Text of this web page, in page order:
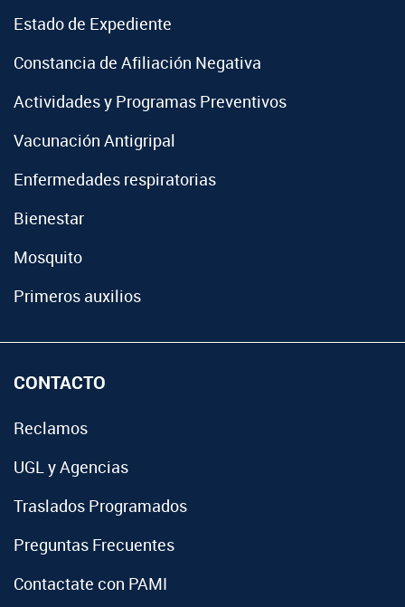
Estado de Expediente
Constancia de Afiliación Negativa
Actividades y Programas Preventivos
Vacunación Antigripal
Enfermedades respiratorias
Bienestar
Mosquito
Primeros auxilios
CONTACTO
Reclamos
UGL y Agencias
Traslados Programados
Preguntas Frecuentes
Contactate con PAMI